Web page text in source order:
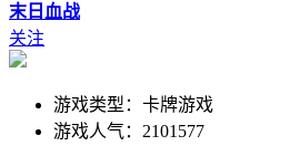
末日血战
关注
游戏类型：卡牌游戏
游戏人气：2101577